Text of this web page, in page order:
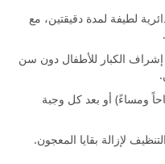
لطيفة لمدة دقيقتين، مع
الكبار للأطفال دون سن
ومساءً) أو بعد كل وجبة
لإزالة بقايا المعجون.